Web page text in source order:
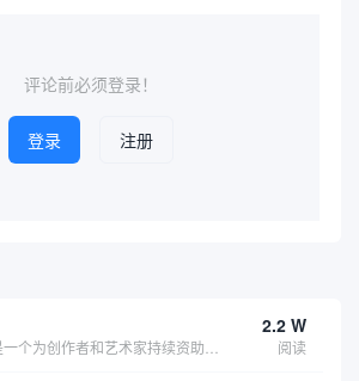
评论前必须登录！
登录 注册
2.2 W
阅读